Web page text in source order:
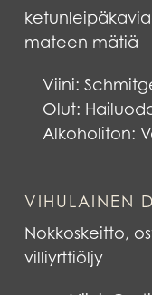
mateen mätiä
Viini:
Olut:
Alkoholiton:
VIHULAINEN
Nokkoskeitto,
villiyrttiöljy